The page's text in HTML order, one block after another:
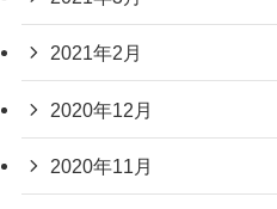
2021年2月
2020年12月
2020年11月